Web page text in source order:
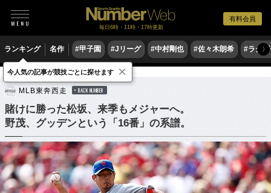
有料会員
毎日6時・11時・17時更新
ランキング 名作 #甲子園 #Jリーグ #中村剛也 #佐々木朗希 #ラグ〉
野球 MLB
MLB東奔西走 BACK NUMBER
賭けに勝った松坂、来季もメジャーへ。
野茂、グッデンという「16番」の系譜。
今人気の記事が競技ごとに探せます ×